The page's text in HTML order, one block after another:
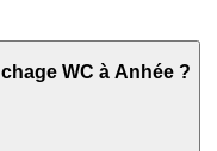
WC à Anhée ?